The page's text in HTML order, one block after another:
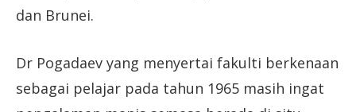
dan Brunei.
Dr Pogadaev yang menyertai fakulti berkenaan
sebagai pelajar pada tahun 1965 masih ingat